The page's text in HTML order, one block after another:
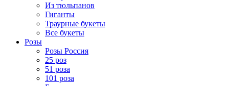
Из тюльпанов
Гиганты
Траурные букеты
Все букеты
Розы
Розы Россия
25 роз
51 роза
101 роза